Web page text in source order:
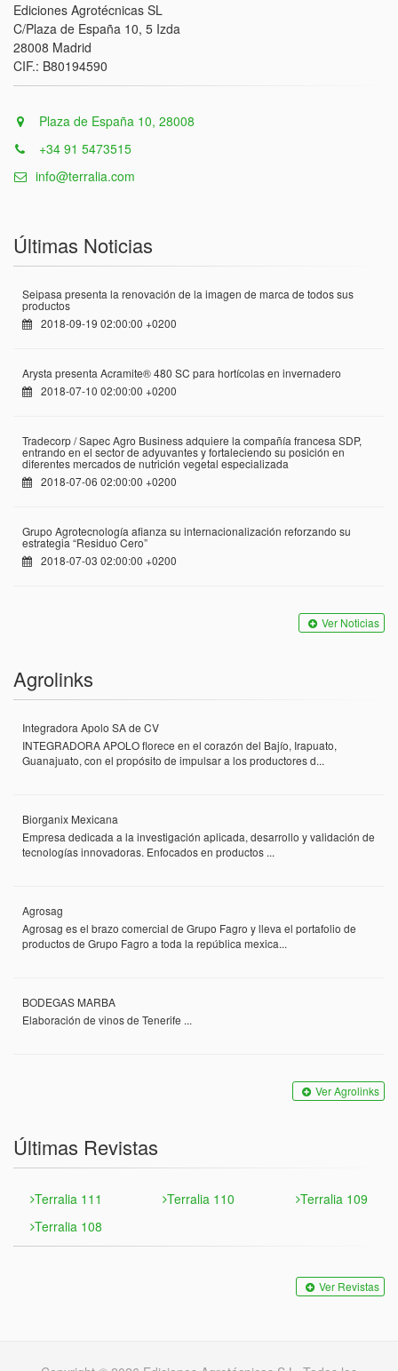
Ediciones Agrotécnicas SL
C/Plaza de España 10, 5 Izda
28008 Madrid
CIF.: B80194590
Plaza de España 10, 28008
+34 91 5473515
info@terralia.com
Últimas Noticias
Seipasa presenta la renovación de la imagen de marca de todos sus
productos
2018-09-19 02:00:00 +0200
Arysta presenta Acramite® 480 SC para hortícolas en invernadero
2018-07-10 02:00:00 +0200
Tradecorp / Sapec Agro Business adquiere la compañía francesa SDP,
entrando en el sector de adyuvantes y fortaleciendo su posición en
diferentes mercados de nutrición vegetal especializada
2018-07-06 02:00:00 +0200
Grupo Agrotecnología afianza su internacionalización reforzando su
estrategia “Residuo Cero”
2018-07-03 02:00:00 +0200
Ver Noticias
Agrolinks
Integradora Apolo SA de CV
INTEGRADORA APOLO florece en el corazón del Bajío, Irapuato,
Guanajuato, con el propósito de impulsar a los productores d...
Biorganix Mexicana
Empresa dedicada a la investigación aplicada, desarrollo y validación de
tecnologías innovadoras. Enfocados en productos ...
Agrosag
Agrosag es el brazo comercial de Grupo Fagro y lleva el portafolio de
productos de Grupo Fagro a toda la república mexica...
BODEGAS MARBA
Elaboración de vinos de Tenerife ...
Ver Agrolinks
Últimas Revistas
Terralia 111 Terralia 110
Terralia 109
Terralia 108
Ver Revistas